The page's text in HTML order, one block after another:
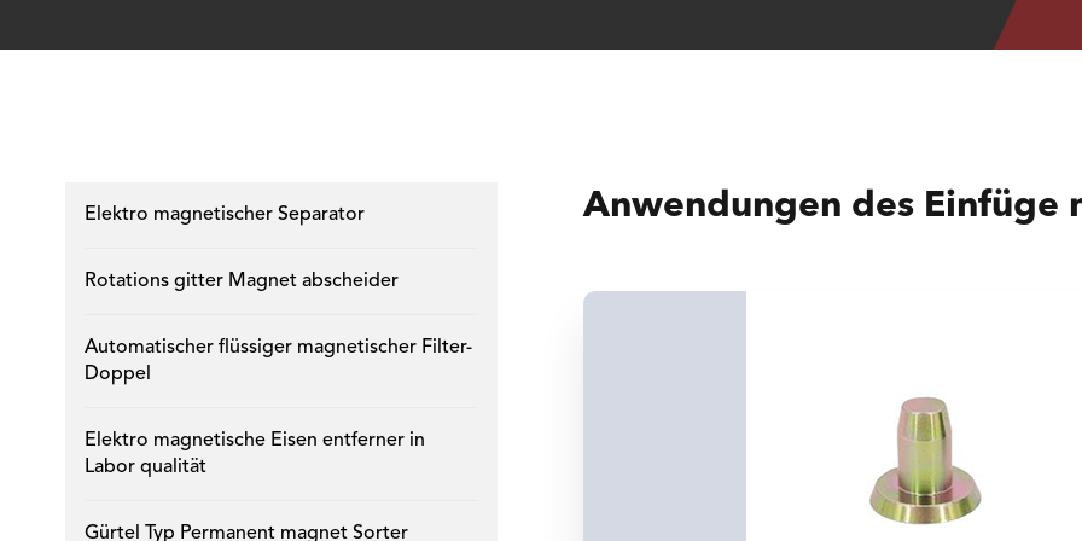
Elektro magnetischer Separator
Rotations gitter Magnet abscheider
Automatischer flüssiger magnetischer Filter-
Doppel
Elektro magnetische Eisen entferner in
Labor qualität
Gürtel Typ Permanent magnet Sorter
Anwendungen des Einfüge